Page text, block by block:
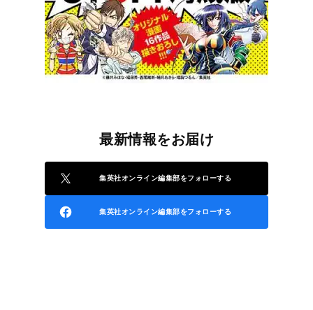
最新情報をお届け
集英社オンライン編集部をフォローする
集英社オンライン編集部をフォローする